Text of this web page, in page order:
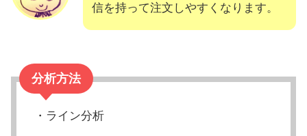
信を持って注文しやすくなります。
分析方法
・ライン分析